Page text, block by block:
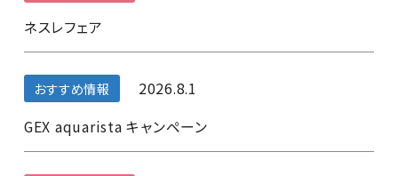
ネスレフェア
おすすめ情報
2026.8.1
GEX aquarista キャンペーン